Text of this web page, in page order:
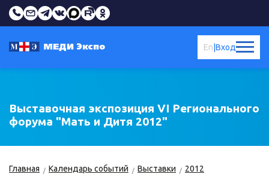
Вход
En
Выставочная экспозиция VI Регионального
форума "Мать и Дитя 2012"
Главная Календарь событий Выставки
2012